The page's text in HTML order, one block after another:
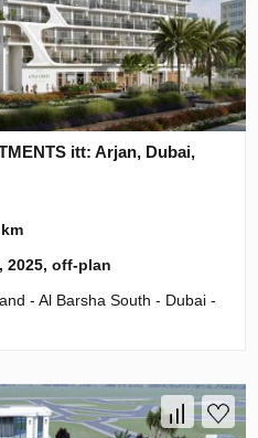
itt: Arjan, Dubai,
2025, off-plan
- Al Barsha South - Dubai -